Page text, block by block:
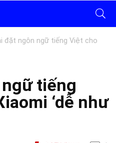
đặt ngôn ngữ tiếng Việt cho
tiếng
‘dễ như